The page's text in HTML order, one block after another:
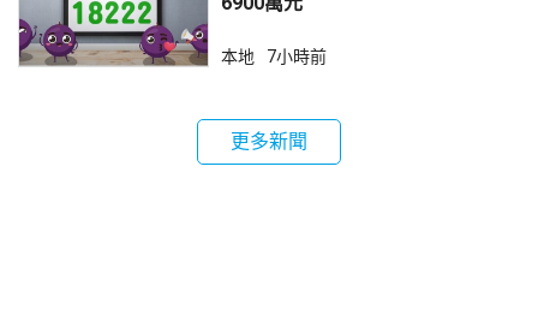
本地 7小時前
更多新聞